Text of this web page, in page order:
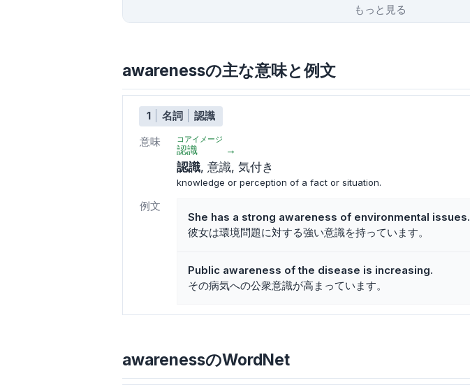
もっと見る
awarenessの主な意味と例文
1 名詞
認識
意味
コアイメージ
認識 →
認識 意識 気付き
knowledge or perception of a fact or situation.
例文
She has a strong awareness of environmental issues.
彼女は環境問題に対する強い意識を持っています。
Public awareness of the disease is increasing.
その病気への公衆意識が高まっています。
awarenessのWordNet